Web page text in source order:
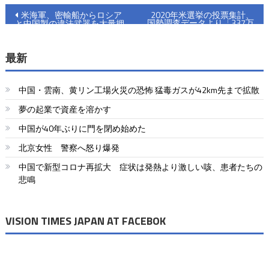
投
ナ
ビ
ゲ
ー
シ
ョ
ン
米海軍、密輸船からロシア
と中国製の違法武器を大量押
2020年米選挙の投票集計、
国勢調査データより「337万
最新
中国・雲南、黄リン工場火災の恐怖 猛毒ガスが42km先まで拡散
夢の起業で資産を溶かす
中国が40年ぶりに門を閉め始めた
北京女性 警察へ怒り爆発
中国で新型コロナ再拡大 症状は発熱より激しい咳、患者たちの
悲鳴
VISION TIMES JAPAN AT FACEBOK